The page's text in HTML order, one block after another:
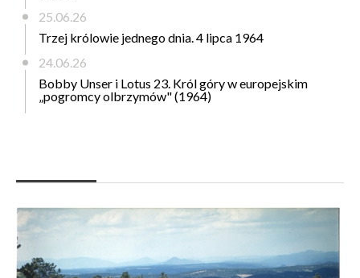
25.06.26
Trzej królowie jednego dnia. 4 lipca 1964
24.06.26
Bobby Unser i Lotus 23. Król góry w europejskim
„pogromcy olbrzymów" (1964)